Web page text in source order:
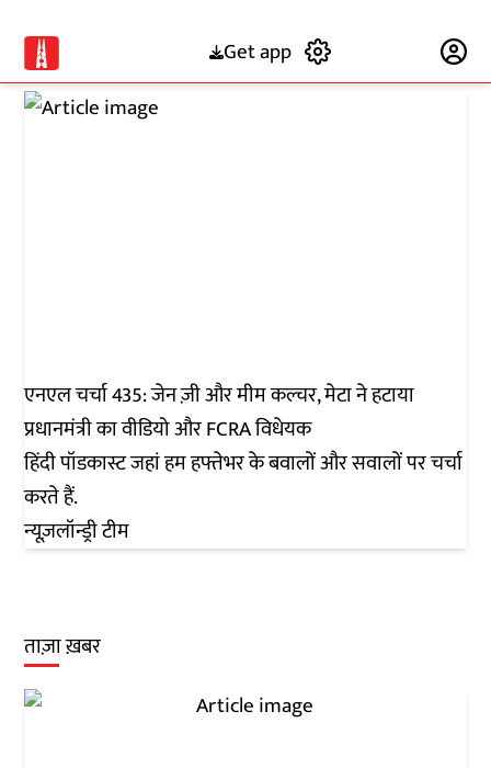
Get app
एनएल चर्चा 435: जेन ज़ी और मीम कल्चर, मेटा ने हटाया
प्रधानमंत्री का वीडियो और FCRA विधेयक
हिंदी पॉडकास्ट जहां हम हफ्तेभर के बवालों और सवालों पर चर्चा
करते हैं.
न्यूज़लॉन्ड्री टीम
ताज़ा ख़बर